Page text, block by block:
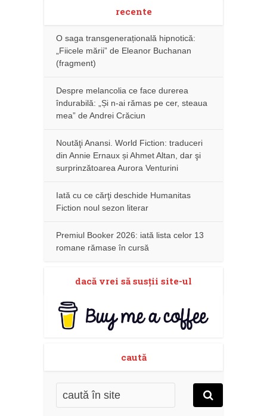
recente
O saga transgenerațională hipnotică:
„Fiicele mării” de Eleanor Buchanan
(fragment)
Despre melancolia ce face durerea
îndurabilă: „Și n-ai rămas pe cer, steaua
mea” de Andrei Crăciun
Noutăţi Anansi. World Fiction: traduceri
din Annie Ernaux și Ahmet Altan, dar şi
surprinzătoarea Aurora Venturini
Iată cu ce cărţi deschide Humanitas
Fiction noul sezon literar
Premiul Booker 2026: iată lista celor 13
romane rămase în cursă
dacă vrei să susţii site-ul
caută